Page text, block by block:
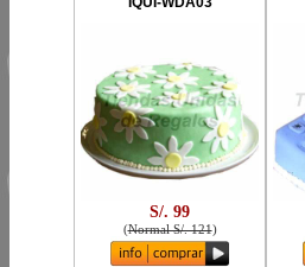
S/. 99
(Normal S/. 121)